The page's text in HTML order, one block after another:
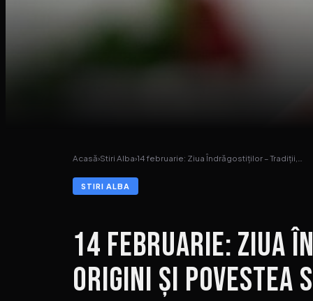
Acasă›Stiri Alba›14 februarie: Ziua Îndrăgostiților – Tradiții,…
STIRI ALBA
14 februarie: Ziua
Origini și